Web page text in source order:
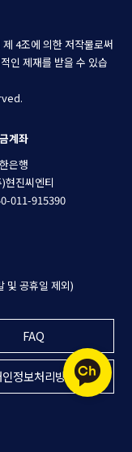
4조에 의한 저작물로써
인 제재를 받을 수 있습
계좌
은행
현진씨엔티
011-915390
및 공휴일 제외)
FAQ
정보처리방침